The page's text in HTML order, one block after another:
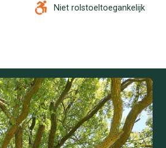
Niet rolstoeltoegankelijk